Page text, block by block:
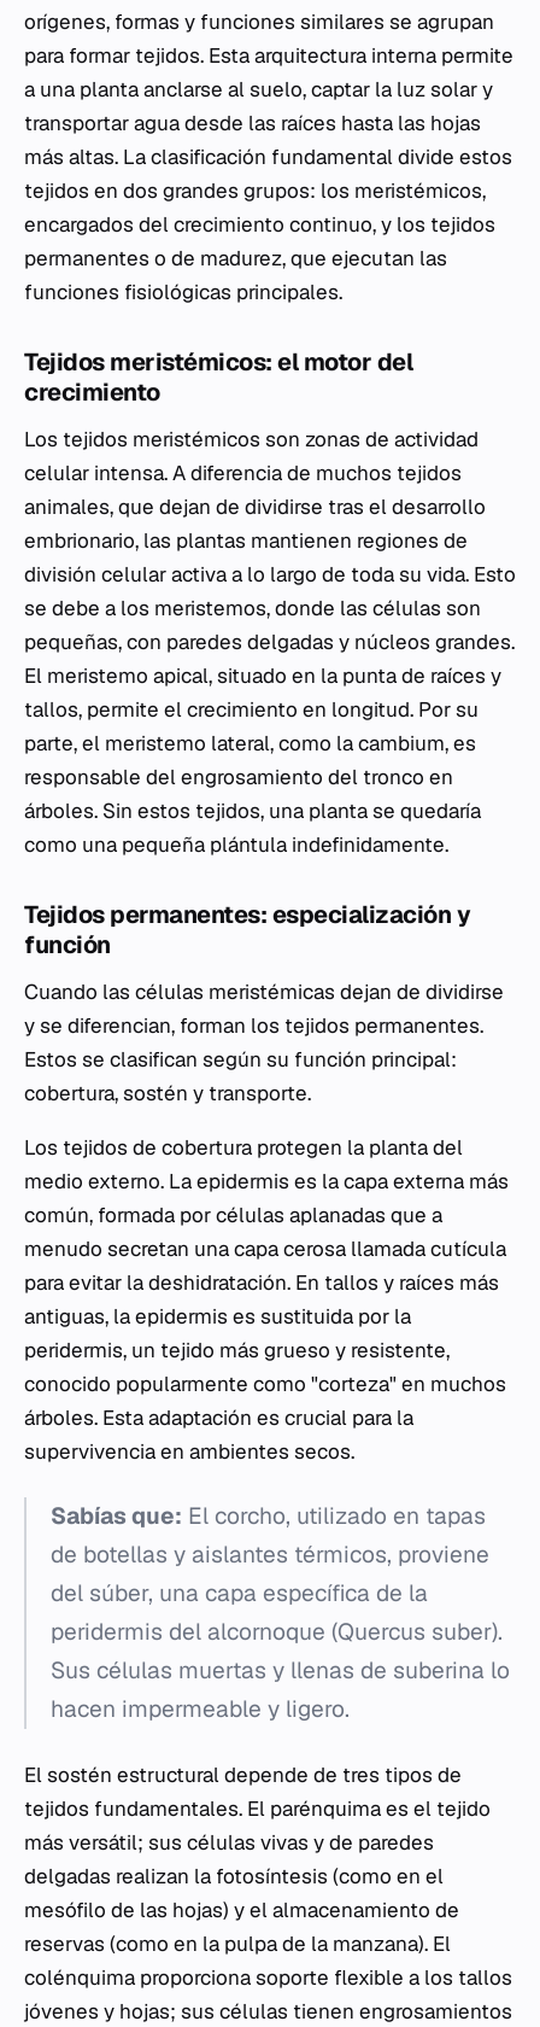
orígenes, formas y funciones similares se agrupan
para formar tejidos. Esta arquitectura interna permite
a una planta anclarse al suelo, captar la luz solar y
transportar agua desde las raíces hasta las hojas
más altas. La clasificación fundamental divide estos
tejidos en dos grandes grupos: los meristémicos,
encargados del crecimiento continuo, y los tejidos
permanentes o de madurez, que ejecutan las
funciones fisiológicas principales.
Tejidos meristémicos: el motor del
crecimiento
Los tejidos meristémicos son zonas de actividad
celular intensa. A diferencia de muchos tejidos
animales, que dejan de dividirse tras el desarrollo
embrionario, las plantas mantienen regiones de
división celular activa a lo largo de toda su vida. Esto
se debe a los meristemos, donde las células son
pequeñas, con paredes delgadas y núcleos grandes.
El meristemo apical, situado en la punta de raíces y
tallos, permite el crecimiento en longitud. Por su
parte, el meristemo lateral, como la cambium, es
responsable del engrosamiento del tronco en
árboles. Sin estos tejidos, una planta se quedaría
como una pequeña plántula indefinidamente.
Tejidos permanentes: especialización y
función
Cuando las células meristémicas dejan de dividirse
y se diferencian, forman los tejidos permanentes.
Estos se clasifican según su función principal:
cobertura, sostén y transporte.
Los tejidos de cobertura protegen la planta del
medio externo. La epidermis es la capa externa más
común, formada por células aplanadas que a
menudo secretan una capa cerosa llamada cutícula
para evitar la deshidratación. En tallos y raíces más
antiguas, la epidermis es sustituida por la
peridermis, un tejido más grueso y resistente,
conocido popularmente como "corteza" en muchos
árboles. Esta adaptación es crucial para la
supervivencia en ambientes secos.
Sabías que: El corcho, utilizado en tapas
de botellas y aislantes térmicos, proviene
del súber, una capa específica de la
peridermis del alcornoque (Quercus suber).
Sus células muertas y llenas de suberina lo
hacen impermeable y ligero.
El sostén estructural depende de tres tipos de
tejidos fundamentales. El parénquima es el tejido
más versátil; sus células vivas y de paredes
delgadas realizan la fotosíntesis (como en el
mesófilo de las hojas) y el almacenamiento de
reservas (como en la pulpa de la manzana). El
colénquima proporciona soporte flexible a los tallos
jóvenes y hojas; sus células tienen engrosamientos